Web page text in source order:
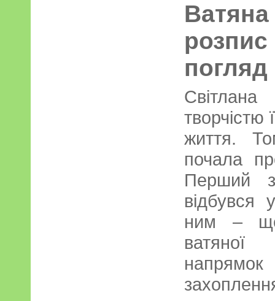
погляд
творчістю
життя.
почала
Перший
відбувся
ним – ще
напрямок